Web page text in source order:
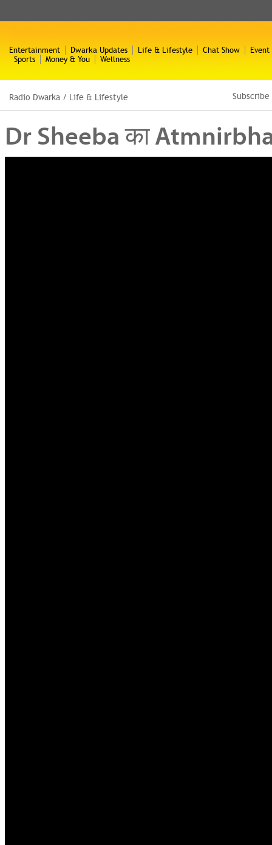
Entertainment Dwarka Updates Life & Lifestyle Chat Show
Event
Sports
Money & You Wellness
Radio Dwarka / Life & Lifestyle
Dr Sheeba का